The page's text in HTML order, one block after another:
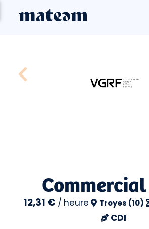
12,31 € / heure Troyes (10)
CDI